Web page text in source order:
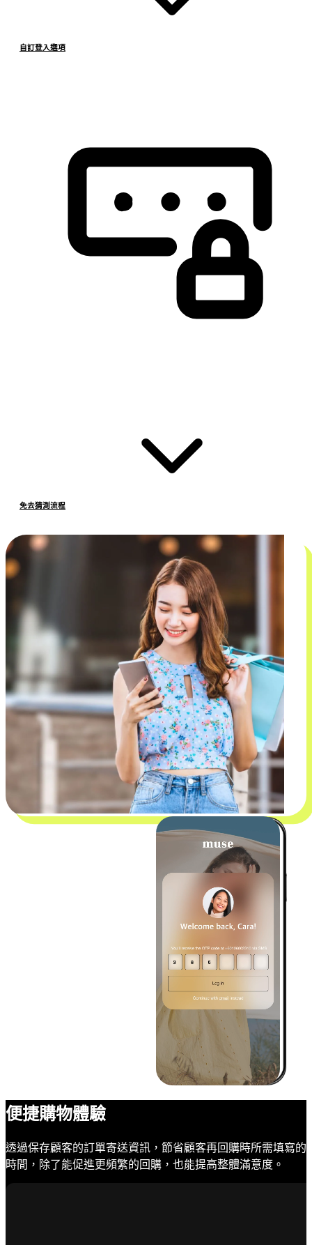
自訂登入選項
免去猜測流程
便捷購物體驗
透過保存顧客的訂單寄送資訊，節省顧客再回購時所需填寫的
時間，除了能促進更頻繁的回購，也能提高整體滿意度。